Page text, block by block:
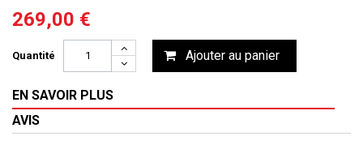
269,00 €
Quantité Ajouter au panier
EN SAVOIR PLUS
AVIS